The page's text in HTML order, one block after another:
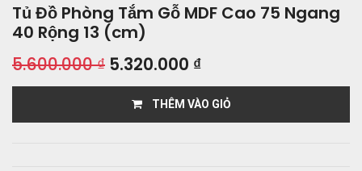
Tủ Đồ Phòng Tắm Gỗ MDF Cao 75 Ngang
40 Rộng 13 (cm)
5.600.000₫ 5.320.000 ₫
THÊM VÀO GIỎ